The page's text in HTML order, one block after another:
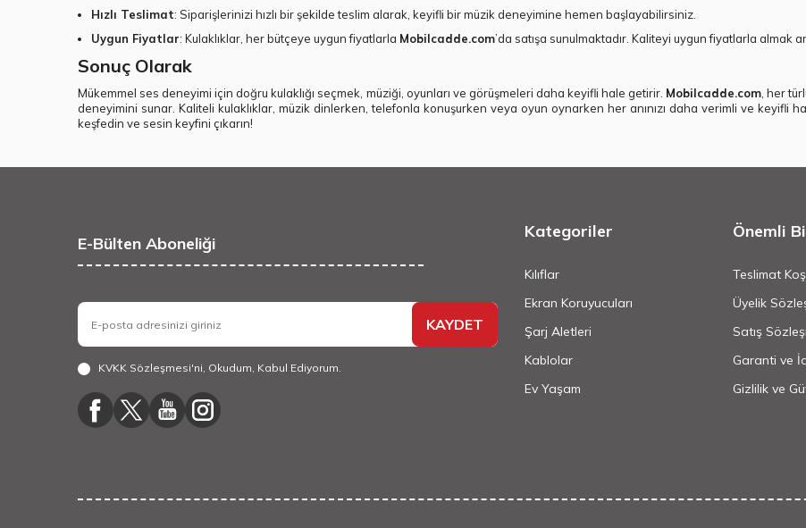
Hızlı Teslimat: Siparişlerinizi hızlı bir şekilde teslim alarak, keyifli bir müzik deneyimine hemen başlayabilirsiniz.
Uygun Fiyatlar: Kulaklıklar, her bütçeye uygun fiyatlarla Mobilcadde.com’da satışa sunulmaktadır. Kaliteyi uygun fiyatlarla almak
Sonuç Olarak
Mükemmel ses deneyimi için doğru kulaklığı seçmek, müziği, oyunları ve görüşmeleri daha keyifli hale getirir. Mobilcadde.com, her
deneyimini sunar. Kaliteli kulaklıklar, müzik dinlerken, telefonla konuşurken veya oyun oynarken her anınızı daha verimli ve keyifli
keşfedin ve sesin keyfini çıkarın!
E-Bülten Aboneliği
KAYDET
KVKK Sözleşmesi'ni, Okudum, Kabul Ediyorum.
Kategoriler
Kılıflar
Ekran Koruyucuları
Şarj Aletleri
Kablolar
Ev Yaşam
Önemli
Teslimat
Üyelik
Satış
Garanti ve
Gizlilik ve